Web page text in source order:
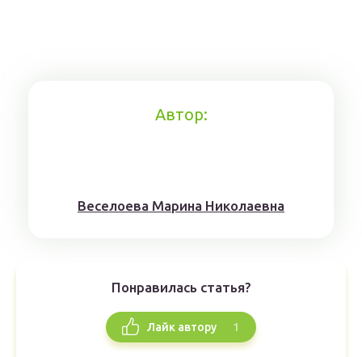
Автор:
Веселоева Марина Николаевна
Понравилась статья?
Лайк автору 1